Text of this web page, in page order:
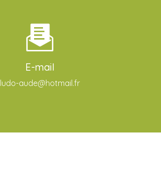
E-mail
ludo-aude@hotmail.fr